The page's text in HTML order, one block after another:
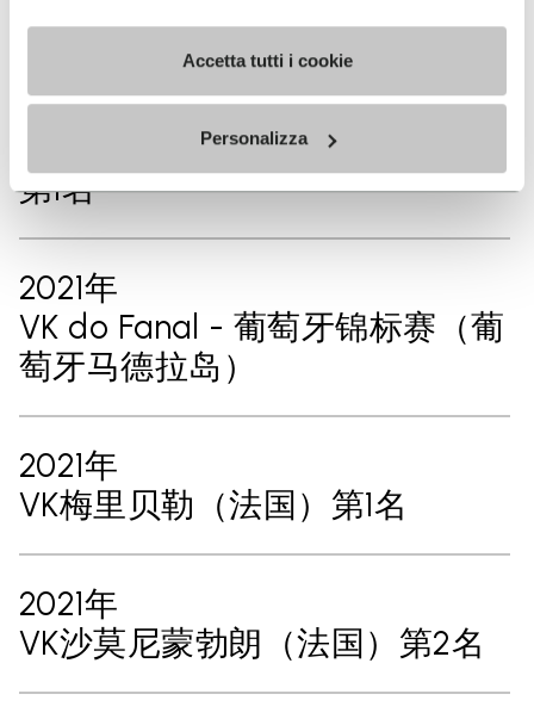
Accetta tutti i cookie
Personalizza
成就
2021年
VK Santana（葡萄牙马德拉岛）
第1名
2021年
VK do Fanal - 葡萄牙锦标赛（葡
萄牙马德拉岛）
2021年
VK梅里贝勒（法国）第1名
2021年
VK沙莫尼蒙勃朗（法国）第2名